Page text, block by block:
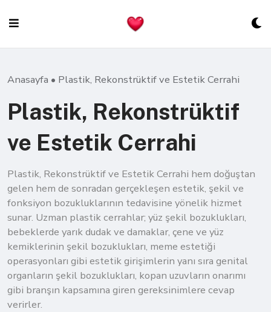
content
Anasayfa • Plastik, Rekonstrüktif ve Estetik Cerrahi
Plastik, Rekonstrüktif
ve Estetik Cerrahi
Plastik, Rekonstrüktif ve Estetik Cerrahi hem doğuştan
gelen hem de sonradan gerçekleşen estetik, şekil ve
fonksiyon bozukluklarının tedavisine yönelik hizmet
sunar. Uzman plastik cerrahlar; yüz şekil bozuklukları,
bebeklerde yarık dudak ve damaklar, çene ve yüz
kemiklerinin şekil bozuklukları, meme estetiği
operasyonları gibi estetik girişimlerin yanı sıra genital
organların şekil bozuklukları, kopan uzuvların onarımı
gibi branşın kapsamına giren gereksinimlere cevap
verirler.